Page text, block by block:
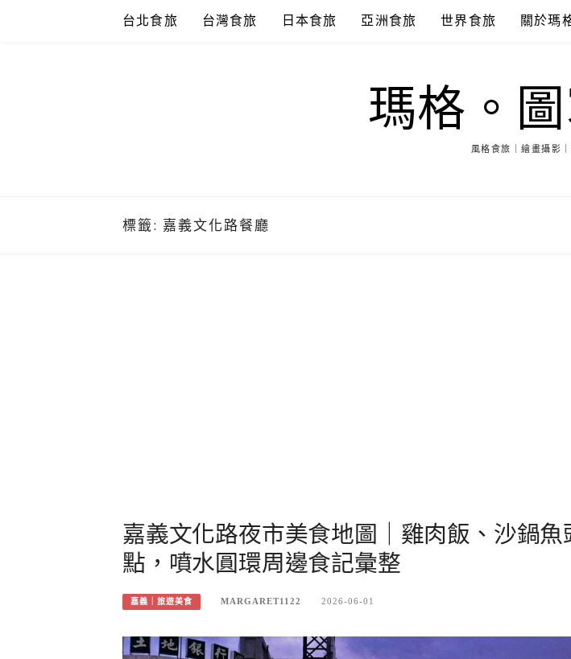
台北食旅 台灣食旅 日本食旅 亞洲食旅 世界食旅 關於瑪
瑪格。
風格食旅｜繪畫攝影
標籤: 嘉義文化路餐廳
嘉義文化路夜市美食地圖｜雞肉飯、沙鍋魚
點，噴水圓環周邊食記彙整
嘉義｜旅遊美食 MARGARET1122 2026-06-01